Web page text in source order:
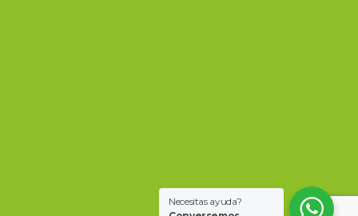
Necesitas ayuda?